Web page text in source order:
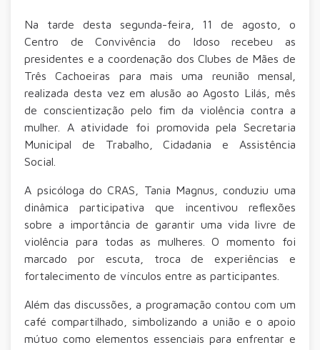
Na tarde desta segunda-feira, 11 de agosto, o
Centro de Convivência do Idoso recebeu as
presidentes e a coordenação dos Clubes de Mães de
Três Cachoeiras para mais uma reunião mensal,
realizada desta vez em alusão ao Agosto Lilás, mês
de conscientização pelo fim da violência contra a
mulher. A atividade foi promovida pela Secretaria
Municipal de Trabalho, Cidadania e Assistência
Social.
A psicóloga do CRAS, Tania Magnus, conduziu uma
dinâmica participativa que incentivou reflexões
sobre a importância de garantir uma vida livre de
violência para todas as mulheres. O momento foi
marcado por escuta, troca de experiências e
fortalecimento de vínculos entre as participantes.
Além das discussões, a programação contou com um
café compartilhado, simbolizando a união e o apoio
mútuo como elementos essenciais para enfrentar e